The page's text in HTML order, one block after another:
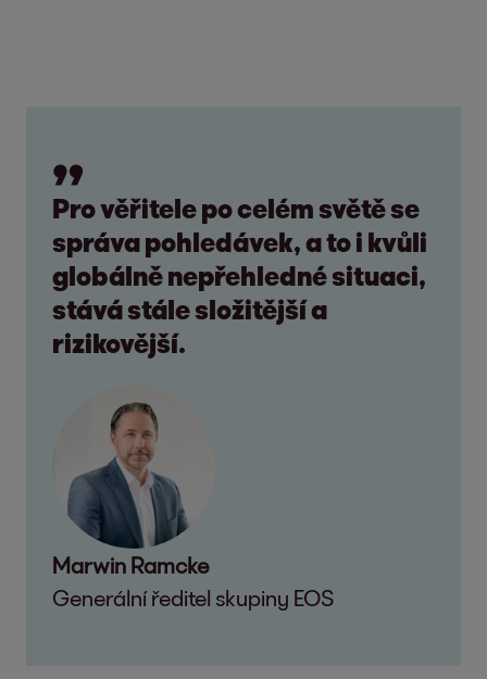
Pro věřitele po celém světě se
správa pohledávek, a to i kvůli
globálně nepřehledné situaci,
stává stále složitější a
rizikovější.
Marwin Ramcke
Generální ředitel skupiny EOS